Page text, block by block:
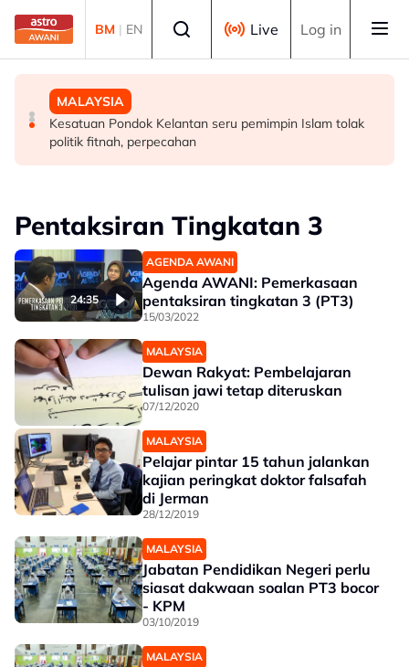
Skip to main content
BM | EN Live Log in
MALAYSIA
Perlu pendekatan menyeluruh masyarakat cegah
penyalahgunaan dadah dalam kalangan kanak-kanak -
MALAYSIA
Diplomasi budaya di Sarawak perkukuh hubungan
Malaysia-Indonesia
MALAYSIA
Kesatuan Pondok Kelantan seru pemimpin Islam tolak
politik fitnah, perpecahan
Pentaksiran Tingkatan 3
24:35
AGENDA AWANI
Agenda AWANI: Pemerkasaan
pentaksiran tingkatan 3 (PT3)
15/03/2022
MALAYSIA
Dewan Rakyat: Pembelajaran
tulisan jawi tetap diteruskan
07/12/2020
MALAYSIA
Pelajar pintar 15 tahun jalankan
kajian peringkat doktor falsafah
di Jerman
28/12/2019
MALAYSIA
Jabatan Pendidikan Negeri perlu
siasat dakwaan soalan PT3 bocor
- KPM
03/10/2019
MALAYSIA